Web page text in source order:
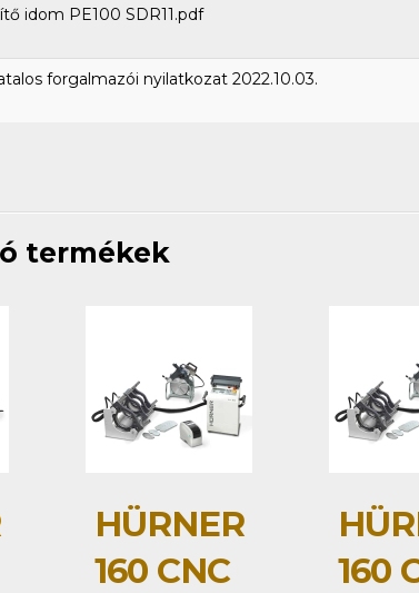
idom PE100 SDR11.pdf
forgalmazói nyilatkozat 2022.10.03.
termékek
HÜRNER
160 CNC
160